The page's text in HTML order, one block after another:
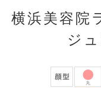
横浜美容院
ジ